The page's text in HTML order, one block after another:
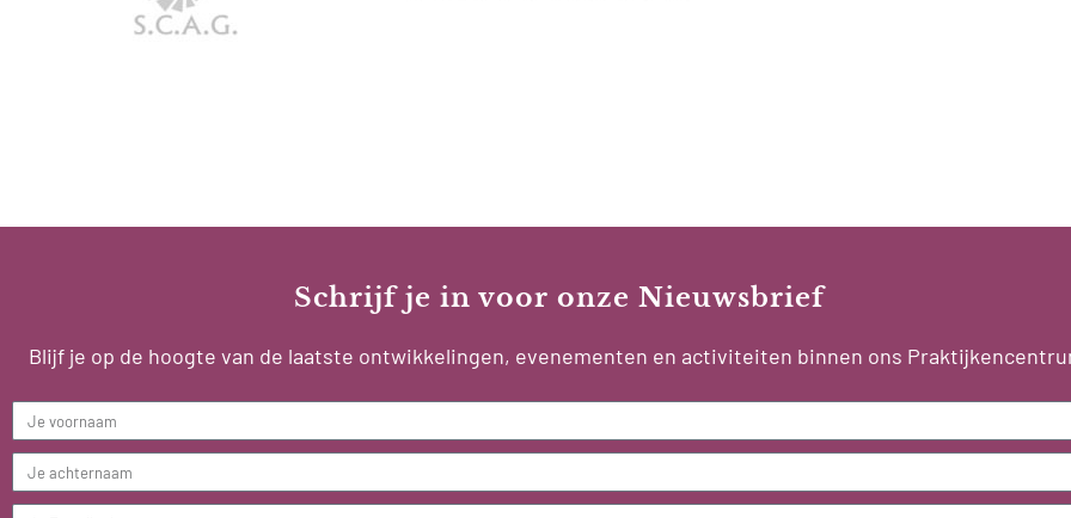
Schrijf je in voor onze Nieuwsbrief
Blijf je op de hoogte van de laatste ontwikkelingen, evenementen en activiteiten binnen ons